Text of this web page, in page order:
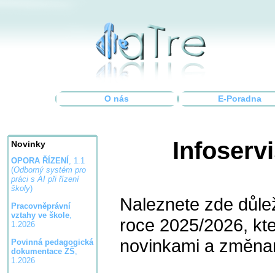
O nás E-Poradna
Novinky
OPORA ŘÍZENÍ , 1.1
(Odborný systém pro
práci s AI při řízení
školy)
Pracovněprávní
vztahy ve škole,
1.2026
Povinná pedagogická
dokumentace ZŠ,
1.2026
Naleznete zde
roce 2025/2026,
novinkami a